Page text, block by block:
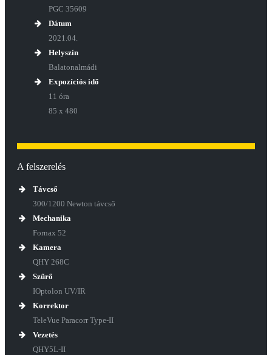
PGC 35609
Dátum
2021.04.
Helyszín
Balatonalmádi
Expozíciós idő
11 óra
85 x 480
A felszerelés
Távcső
300/1200 Newton távcső
Mechanika
Fornax 52
Kamera
QHY 268C
Szűrő
IOptolon UV/IR
Korrektor
TeleVue Paracorr Type-II
Vezetés
QHY5L-II